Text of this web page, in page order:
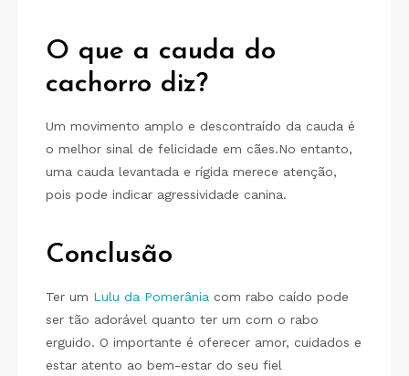
O que a cauda do
cachorro diz?
Um movimento amplo e descontraído da cauda é
o melhor sinal de felicidade em cães.No entanto,
uma cauda levantada e rígida merece atenção,
pois pode indicar agressividade canina.
Conclusão
Ter um Lulu da Pomerânia com rabo caído pode
ser tão adorável quanto ter um com o rabo
erguido. O importante é oferecer amor, cuidados e
estar atento ao bem-estar do seu fiel